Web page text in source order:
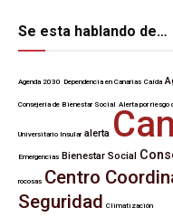
Se esta hablando de…
Agenda 2030 Dependencia en Canarias Caída
Consejería de Bienestar Social Alerta por riesgo
Universitario Insular alerta
Emergencias Bienestar Social
rocosas Centro
Seguridad Climatización